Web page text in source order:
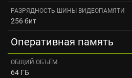
РАЗРЯДНОСТЬ ШИНЫ ВИДЕОПАМЯТИ
256 бит
Оперативная память
ОБЩИЙ ОБЪЁМ
64 ГБ